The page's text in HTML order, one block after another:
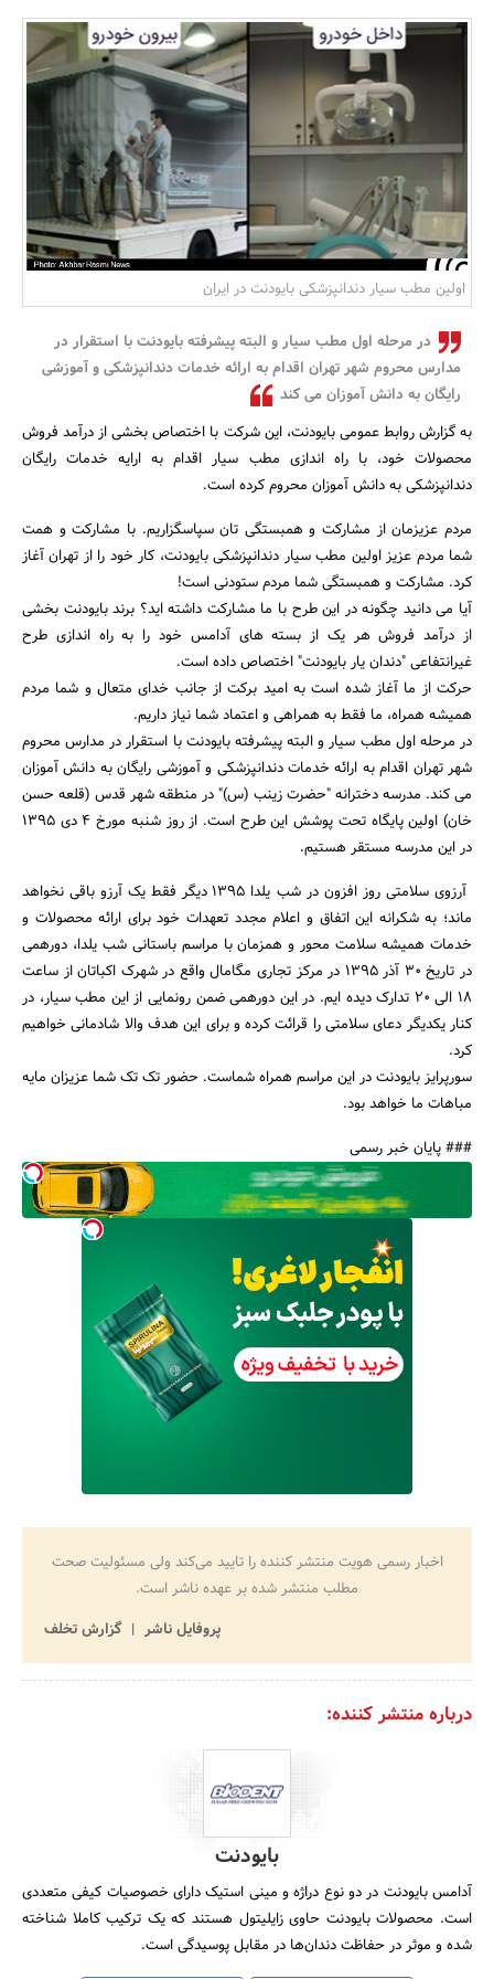
بانک، بیمه و سرمایه
مسکن و ساختمان
جستجو
اولین مطب سیار دندانپزشکی بایودنت در ایران
در مرحله اول مطب سیار و البته پیشرفته بایودنت با استقرار در
مدارس محروم شهر تهران اقدام به ارائه خدمات دندانپزشکی و آموزشی
رایگان به دانش آموزان می کند
به گزارش روابط عمومی بایودنت، این شرکت با اختصاص بخشی از درآمد فروش
محصولات خود، با راه اندازی مطب سیار اقدام به ارایه خدمات رایگان
دندانپزشکی به دانش آموزان محروم کرده است.
مردم عزیزمان از مشارکت و همبستگی تان سپاسگزاریم. با مشارکت و همت
شما مردم عزیز اولین مطب سیار دندانپزشکی بایودنت، کار خود را از تهران آغاز
کرد. مشارکت و همبستگی شما مردم ستودنی است!
آیا می دانید چگونه در این طرح با ما مشارکت داشته اید؟ برند بایودنت بخشی
از درآمد فروش هر یک از بسته های آدامس خود را به راه اندازی طرح
غیرانتفاعی "دندان یار بایودنت" اختصاص داده است.
حرکت از ما آغاز شده است به امید برکت از جانب خدای متعال و شما مردم
همیشه همراه، ما فقط به همراهی و اعتماد شما نیاز داریم.
در مرحله اول مطب سیار و البته پیشرفته بایودنت با استقرار در مدارس محروم
شهر تهران اقدام به ارائه خدمات دندانپزشکی و آموزشی رایگان به دانش آموزان
می کند. مدرسه دخترانه "حضرت زینب (س)" در منطقه شهر قدس (قلعه حسن
خان) اولین پایگاه تحت پوشش این طرح است. از روز شنبه مورخ 4 دی 1395
در این مدرسه مستقر هستیم.
آرزوی سلامتی روز افزون در شب یلدا 1395 دیگر فقط یک آرزو باقی نخواهد
ماند؛ به شکرانه این اتفاق و اعلام مجدد تعهدات خود برای ارائه محصولات و
خدمات همیشه سلامت محور و همزمان با مراسم باستانی شب یلدا، دورهمی
در تاریخ 30 آذر 1395 در مرکز تجاری مگامال واقع در شهرک اکباتان از ساعت
18 الی 20 تدارک دیده ایم. در این دورهمی ضمن رونمایی از این مطب سیار، در
کنار یکدیگر دعای سلامتی را قرائت کرده و برای این هدف والا شادمانی خواهیم
کرد.
سورپرایز بایودنت در این مراسم همراه شماست. حضور تک تک شما عزیزان مایه
مباهات ما خواهد بود.
### پایان خبر رسمی
اخبار رسمی هویت منتشر کننده را تایید می‌کند ولی مسئولیت صحت
مطلب منتشر شده بر عهده ناشر است.
پروفایل ناشر
گزارش تخلف
درباره منتشر کننده:
بایودنت
آدامس بایودنت در دو نوع دراژه و مینی استیک دارای خصوصیات کیفی متعددی
است. محصولات بایودنت حاوی زایلیتول هستند که یک ترکیب کاملا شناخته
شده و موثر در حفاظت دندان‌ها در مقابل پوسیدگی است.